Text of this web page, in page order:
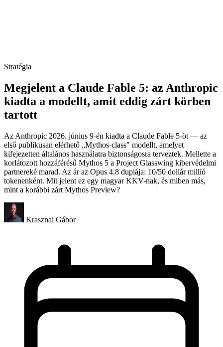
Stratégia
Megjelent a Claude Fable 5: az Anthropic
kiadta a modellt, amit eddig zárt körben
tartott
Az Anthropic 2026. június 9-én kiadta a Claude Fable 5-öt — az
első publikusan elérhető „Mythos-class" modellt, amelyet
kifejezetten általános használatra biztonságosra terveztek. Mellette a
korlátozott hozzáférésű Mythos 5 a Project Glasswing kibervédelmi
partnereké marad. Az ár az Opus 4.8 duplája: 10/50 dollár millió
tokenenként. Mit jelent ez egy magyar KKV-nak, és miben más,
mint a korábbi zárt Mythos Preview?
Krasznai Gábor